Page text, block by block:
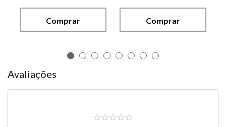
Comprar Comprar
Avaliações